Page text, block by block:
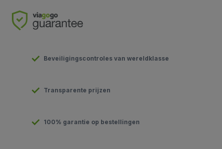
Beveiligingscontroles van wereldklasse
Transparente prijzen
100% garantie op bestellingen